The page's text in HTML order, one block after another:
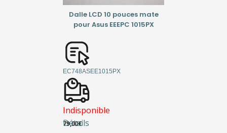
Détails
Dalle LCD 10 pouces mate
pour Asus EEEPC 1015PX
EC748ASEE1015PX
Indisponible
79,00€